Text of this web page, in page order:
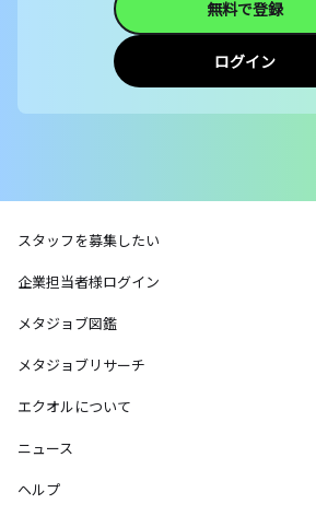
無料で登録
ログイン
スタッフを募集したい
企業担当者様ログイン
メタジョブ図鑑
メタジョブリサーチ
エクオルについて
ニュース
ヘルプ